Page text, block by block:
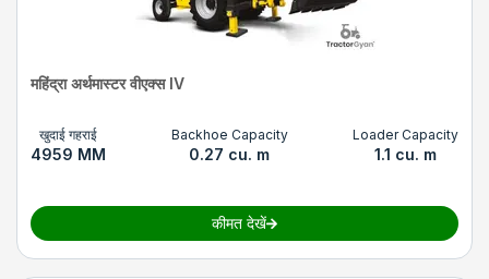
महिंद्रा अर्थमास्टर वीएक्स IV
खुदाई गहराई
4959 MM
Backhoe Capacity
0.27 cu. m
Loader Capacity
1.1 cu. m
कीमत देखें